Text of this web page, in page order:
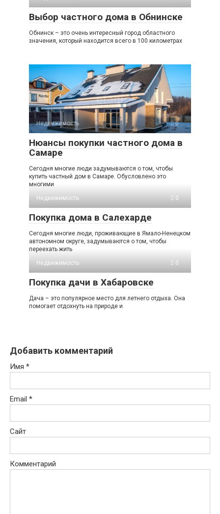
Выбор частного дома в Обнинске
Обнинск – это очень интересный город областного
значения, который находится всего в 100 километрах
Недвижимость 0
Нюансы покупки частного дома в
Самаре
Сегодня многие люди задумываются о том, чтобы
купить частный дом в Самаре. Обусловлено это
многими
Недвижимость
0
Покупка дома в Салехарде
Сегодня многие люди, проживающие в Ямало-Ненецком
автономном округе, задумываются о том, чтобы
переехать жить
Недвижимость
0
Покупка дачи в Хабаровске
Дача – это популярное место для летнего отдыха. Она
помогает отдохнуть на природе и
Добавить комментарий
Имя *
Email *
Сайт
Комментарий